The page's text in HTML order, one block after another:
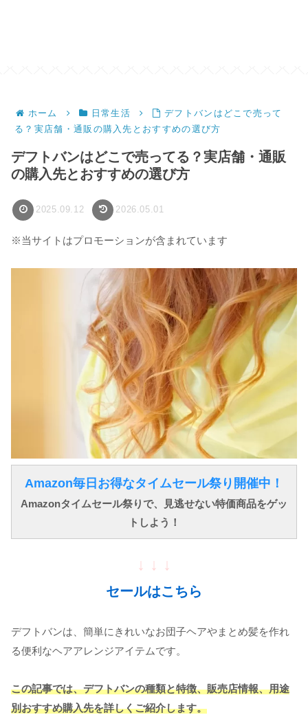
ホーム 日常生活
デフトバンはどこで売って
る？実店舗・通販の購入先とおすすめの選び方
デフトバンはどこで売ってる？実店舗・通販
の購入先とおすすめの選び方
2025.09.12 2026.05.01
※当サイトはプロモーションが含まれています
Amazon毎日お得なタイムセール祭り開催中！
Amazonタイムセール祭りで、見逃せない特価商品をゲッ
トしよう！
↓ ↓ ↓
セールはこちら
デフトバンは、簡単にきれいなお団子ヘアやまとめ髪を作れ
る便利なヘアアレンジアイテムです。
この記事では、デフトバンの種類と特徴、販売店情報、用途
別おすすめ購入先を詳しくご紹介します。